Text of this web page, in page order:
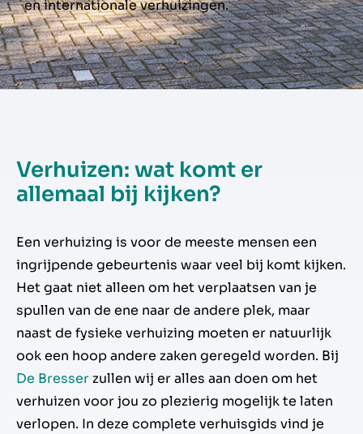
en internationale verhuizingen.
Verhuizen: wat komt er
allemaal bij kijken?
Een verhuizing is voor de meeste mensen een
ingrijpende gebeurtenis waar veel bij komt kijken.
Het gaat niet alleen om het verplaatsen van je
spullen van de ene naar de andere plek, maar
naast de fysieke verhuizing moeten er natuurlijk
ook een hoop andere zaken geregeld worden. Bij
De Bresserzullen wij er alles aan doen om het
verhuizen voor jou zo plezierig mogelijk te laten
verlopen. In deze complete verhuisgids vind je